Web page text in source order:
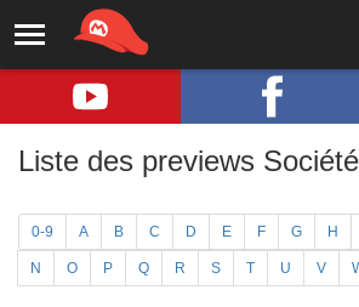
Liste des previews Société
0-9 A B C D E F G H
N O P Q R S T U V